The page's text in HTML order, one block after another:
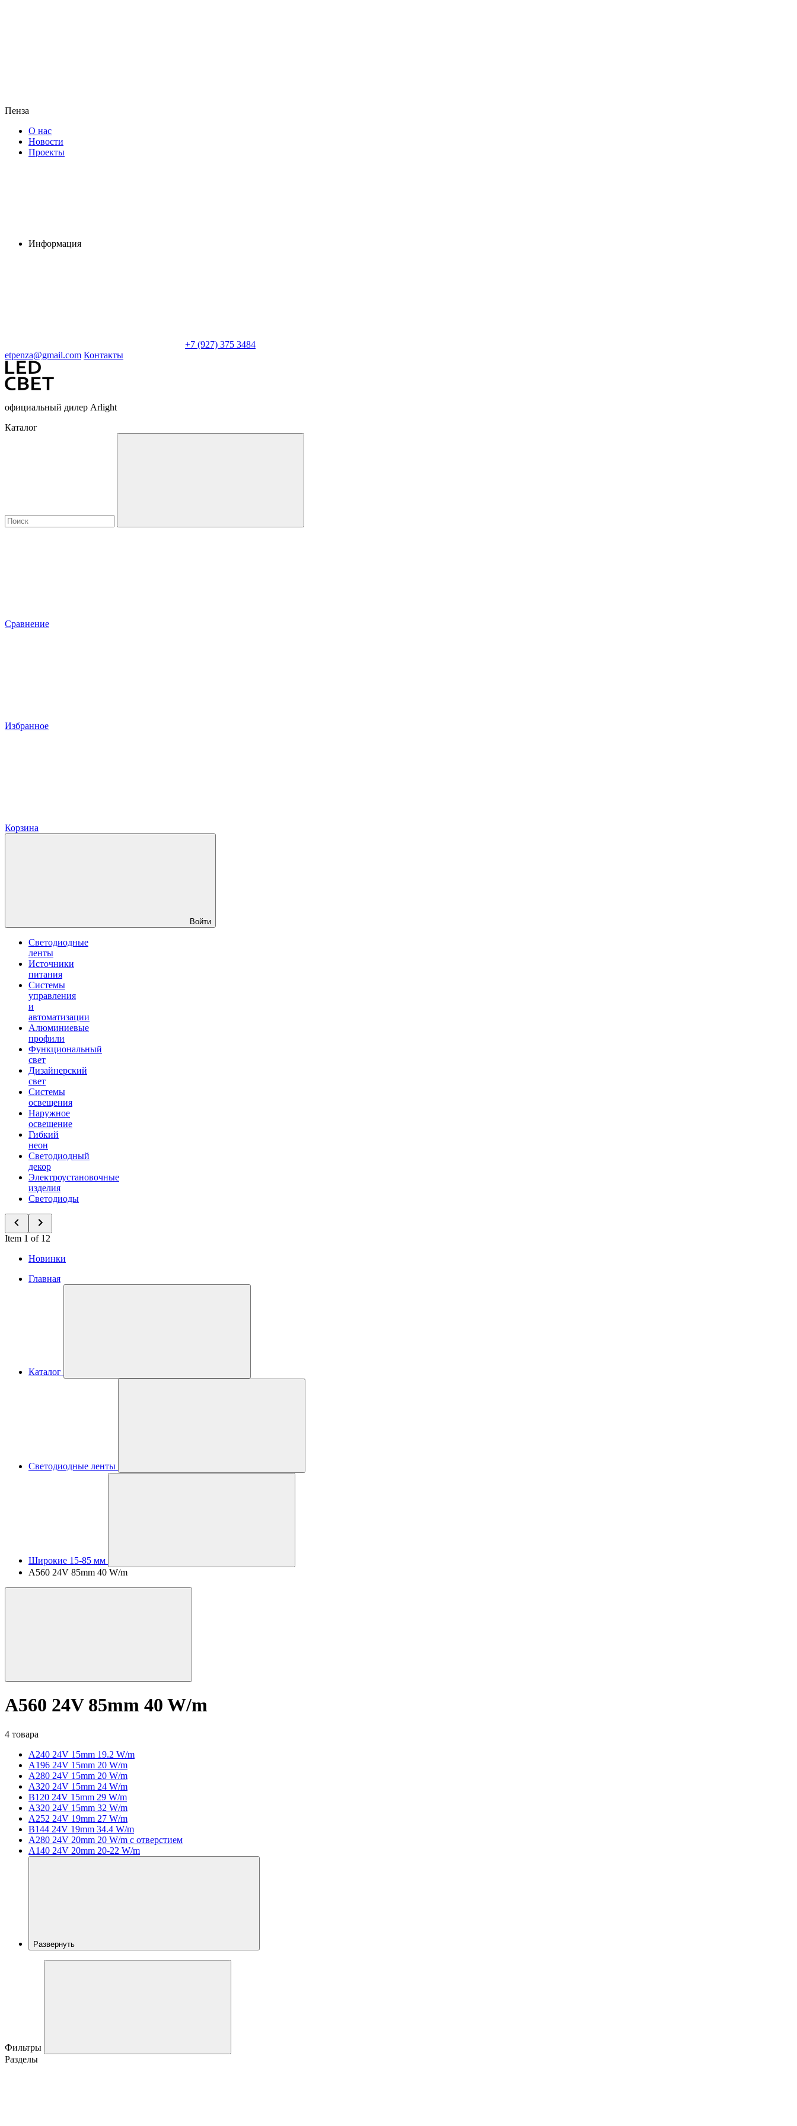
Пенза
О нас
Новости
Проекты
Информация
+7 (927) 375 3484
etpenza@gmail.com Контакты
официальный дилер Arlight
Каталог
Сравнение
Избранное
Корзина
Войти
Светодиодные
ленты
Источники
питания
Системы
управления
и
автоматизации
Алюминиевые
профили
Функциональный
свет
Дизайнерский
свет
Системы
освещения
Наружное
освещение
Гибкий
неон
Светодиодный
декор
Электроустановочные
изделия
Светодиоды
Item 1 of 12
Новинки
Главная
Каталог
Светодиодные ленты
Широкие 15-85 мм
A560 24V 85mm 40 W/m
A560 24V 85mm 40 W/m
4 товара
A240 24V 15mm 19.2 W/m
A196 24V 15mm 20 W/m
A280 24V 15mm 20 W/m
A320 24V 15mm 24 W/m
B120 24V 15mm 29 W/m
A320 24V 15mm 32 W/m
A252 24V 19mm 27 W/m
B144 24V 19mm 34.4 W/m
A280 24V 20mm 20 W/m с отверстием
A140 24V 20mm 20-22 W/m
Развернуть
Фильтры
Разделы